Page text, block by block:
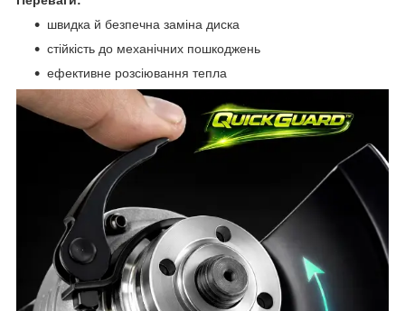
швидка й безпечна заміна диска
стійкість до механічних пошкоджень
ефективне розсіювання тепла